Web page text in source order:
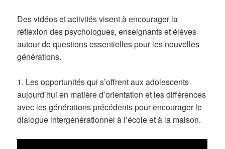
Des vidéos et activités visent à encourager la
réflexion des psychologues, enseignants et élèves
autour de questions essentielles pour les nouvelles
générations.
1. Les opportunités qui s’offrent aux adolescents
aujourd’hui en matière d’orientation et les différences
avec les générations précédents pour encourager le
dialogue intergénérationnel à l’école et à la maison.